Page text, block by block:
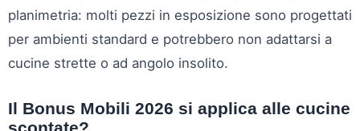
planimetria: molti pezzi in esposizione sono progettati
per ambienti standard e potrebbero non adattarsi a
cucine strette o ad angolo insolito.
Il Bonus Mobili 2026 si applica alle cucine